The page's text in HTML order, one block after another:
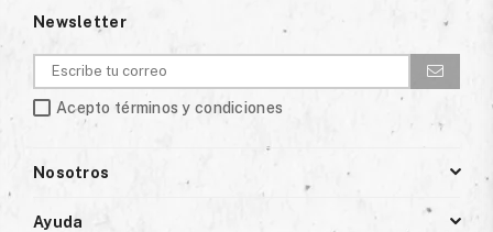
Newsletter
Acepto términos y condiciones
Nosotros
Ayuda